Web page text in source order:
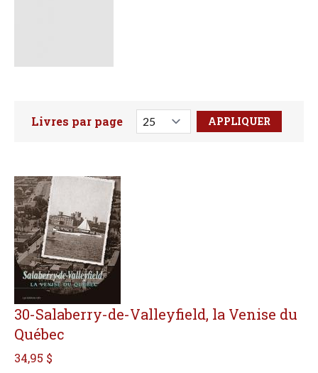
Faites votre recherche ici
Livres par page
30-Salaberry-de-Valleyfield, la Venise du
Québec
34,95 $